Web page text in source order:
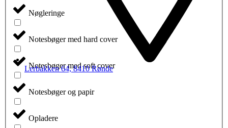
Nøgleringe
Notesbøger med hard cover
Notesbøger med soft cover
Notesbøger og papir
Opladere
Lerbakken 64, 8410 Rønde